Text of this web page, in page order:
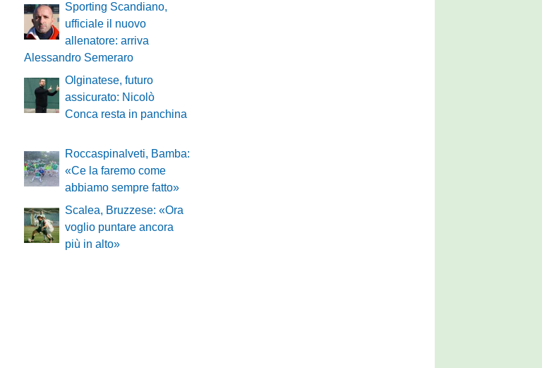
Sporting Scandiano,
ufficiale il nuovo
allenatore: arriva
Alessandro Semeraro
Olginatese, futuro
assicurato: Nicolò
Conca resta in panchina
Roccaspinalveti, Bamba:
«Ce la faremo come
abbiamo sempre fatto»
Scalea, Bruzzese: «Ora
voglio puntare ancora
più in alto»